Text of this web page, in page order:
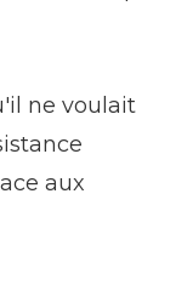
ne voulait
aux